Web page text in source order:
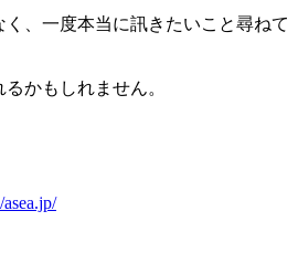
、一度本当に訊きたいこと尋ねて
かもしれません。